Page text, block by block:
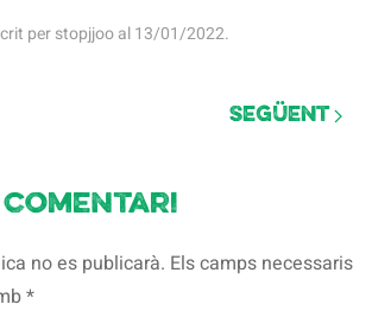
perstopjjooal13/01/2022.
Següent
comentari
no es publicarà. Els camps necessaris
*